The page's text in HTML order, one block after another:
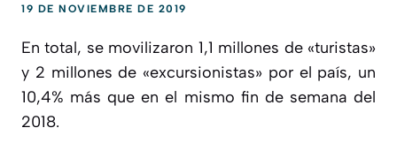
19 DE NOVIEMBRE DE 2019
En total, se movilizaron 1,1 millones de «turistas»
y 2 millones de «excursionistas» por el país, un
10,4% más que en el mismo fin de semana del
2018.